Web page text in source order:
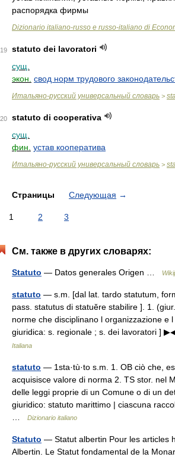
распорядка фирмы
Dizionario italiano-russo e russo-italiano di
19
statuto dei lavoratori
сущ.
экон. свод норм трудового
Итальяно-русский универсальный словарь >
20
statuto di cooperativa
сущ.
фин. устав кооператива
Итальяно-русский универсальный словарь >
Страницы Следующая →
1 2 3
См. также в других словарях:
Statuto — Datos generales Origen …
statuto — s.m. [dal lat. tardo statutum,
pass. statutus di statuĕre stabilire ]. 1.
norme che disciplinano l organizzazione e
giuridica: s. regionale ; s. dei lavoratori ]
Italiana
statuto — 1sta·tù·to s.m. 1. OB ciò che,
acquisisce valore di norma 2. TS stor. nel
delle leggi proprie di un Comune o di un
giuridico: statuto marittimo | ciascuna
Dizionario italiano
Statuto — Statut albertin Pour les articles
Albertin. Le Statut fondamental de la